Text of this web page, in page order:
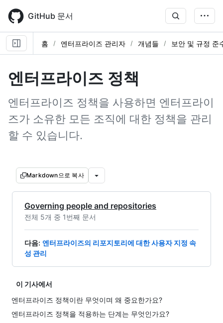
main
content
GitHub 문서
홈 엔터프라이즈 관리자 개념들 보안 및 규정 준
엔터프라이즈 정책
엔터프라이즈 정책을 사용하면 엔터프라이
즈가 소유한 모든 조직에 대한 정책을 관리
할 수 있습니다.
Markdown으로 복사
Governing people and repositories
전체 5개 중 1번째 문서
다음: 엔터프라이즈의 리포지토리에 대한 사용자 지정 속
성 관리
이 기사에서
엔터프라이즈 정책이란 무엇이며 왜 중요한가요?
엔터프라이즈 정책을 적용하는 단계는 무엇인가요?